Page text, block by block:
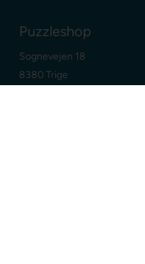
Puzzleshop
Sognevejen 18
8380 Trige